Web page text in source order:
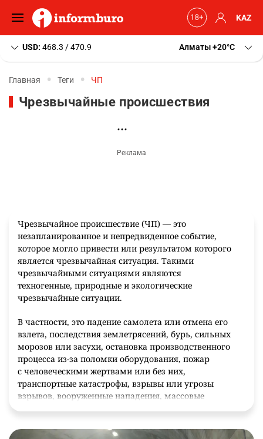
KAZ
USD: 468.3 / 470.9 Алматы+20 C
Главная Теги ЧП
Чрезвычайные происшествия
Чрезвычайное происшествие (ЧП) — это
незапланированное и непредвиденное событие,
которое могло привести или результатом которого
является чрезвычайная ситуация. Такими
чрезвычайными ситуациями являются
техногенные, природные и экологические
чрезвычайные ситуации.
В частности, это падение самолета или отмена его
взлета, последствия землетрясений, бурь, сильных
морозов или засухи, остановка производственного
процесса из-за поломки оборудования, пожар
с человеческими жертвами или без них,
транспортные катастрофы, взрывы или угрозы
взрывов, вооруженные нападения, массовые
на пунктах энергоснабжения, водоснабжения